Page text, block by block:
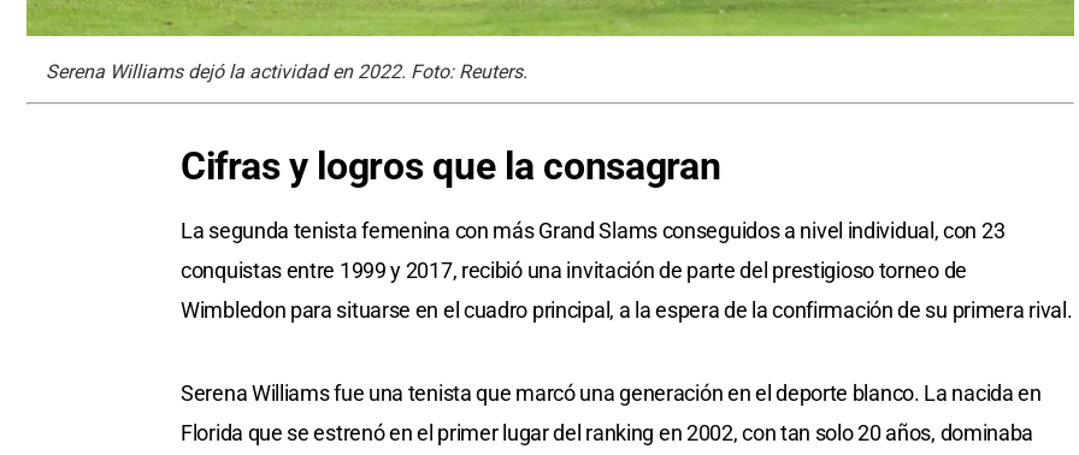
Serena Williams dejó la actividad en 2022. Foto: Reuters.
Cifras y logros que la consagran
La segunda tenista femenina con más Grand Slams conseguidos a nivel individual, con 23
conquistas entre 1999 y 2017, recibió una invitación de parte del prestigioso torneo de
Wimbledon para situarse en el cuadro principal, a la espera de la confirmación de su primera rival.
Serena Williams fue una tenista que marcó una generación en el deporte blanco. La nacida en
Florida que se estrenó en el primer lugar del ranking en 2002, con tan solo 20 años, dominaba